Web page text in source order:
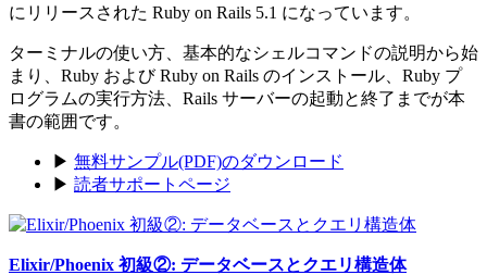
にリリースされた Ruby on Rails 5.1 になっています。
ターミナルの使い方、基本的なシェルコマンドの説明から始
まり、Ruby および Ruby on Rails のインストール、Ruby プ
ログラムの実行方法、Rails サーバーの起動と終了までが本
書の範囲です。
▶ 無料サンプル(PDF)のダウンロード
▶ 読者サポートページ
Elixir/Phoenix 初級②: データベースとクエリ構造体